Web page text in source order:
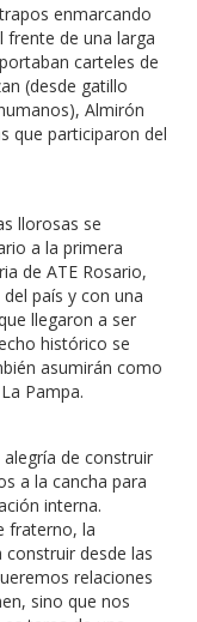
enmarcando
frente de una larga
carteles de
(desde gatillo
Almirón
que participaron del
llorosas se
a la primera
de ATE Rosario,
país y con una
llegaron a ser
histórico se
asumirán como
Pampa.
de construir
a la cancha para
interna.
fraterno, la
construir desde las
relaciones
sino que nos